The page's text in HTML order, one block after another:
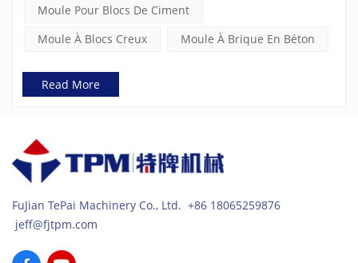
ou de l'acier au manganèse résistant
Moule Pour Blocs De Ciment
Moule À Blocs Creux
Moule À Brique En Béton
Read More
FuJian TePai Machinery Co., Ltd. +86 18065259876
jeff@fjtpm.com